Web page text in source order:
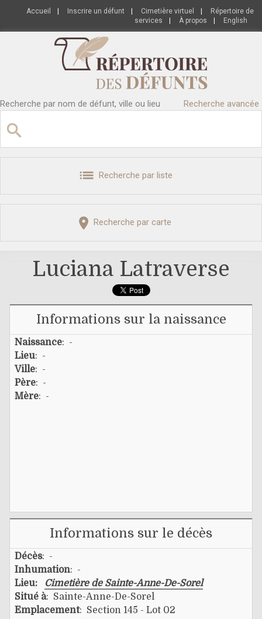
Accueil Inscrire un défunt Cimetière virtuel
Répertoire de
services
À propos English
Recherche par nom de défunt, ville ou lieu Recherche avancée
Recherche par liste
Recherche par carte
Luciana Latraverse
Informations sur la naissance
Naissance: -
Lieu: -
Ville: -
Père: -
Mère: -
Informations sur le décès
Décès: -
Inhumation: -
Lieu:
Cimetière de Sainte-Anne-De-Sorel
Situé à: Sainte-Anne-De-Sorel
Emplacement: Section 145 - Lot 02